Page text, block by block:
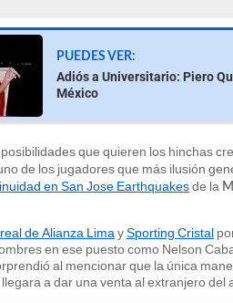
PUEDES VER:
Adiós a Universitario: Piero
México
que quieren los hinchas
de los jugadores que más ilusión
en San Jose Earthquakesde la
de Alianza Lima ySporting Cristal
en ese puesto como Nelson
al mencionar que la única
a dar una venta al extranjero del